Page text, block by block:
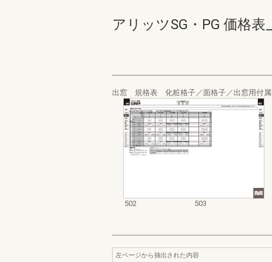
アリッツSG・PG 価格
出窓 規格表 化粧格子／面格子／出窓用付
502 503
左ページから抽出された内容